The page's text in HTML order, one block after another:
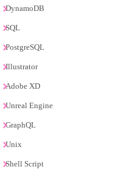
DynamoDB
SQL
PostgreSQL
Illustrator
Adobe XD
Unreal Engine
GraphQL
Unix
Shell Script